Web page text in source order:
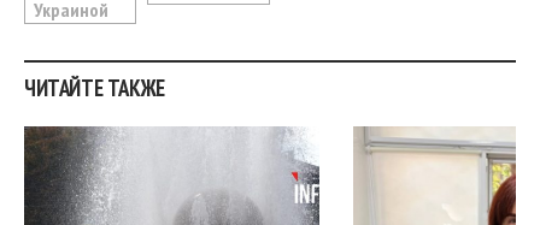
Украиной
ЧИТАЙТЕ ТАКЖЕ